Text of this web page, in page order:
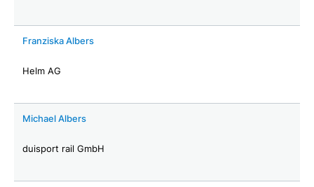
Franziska Albers
Helm AG
Michael Albers
duisport rail GmbH